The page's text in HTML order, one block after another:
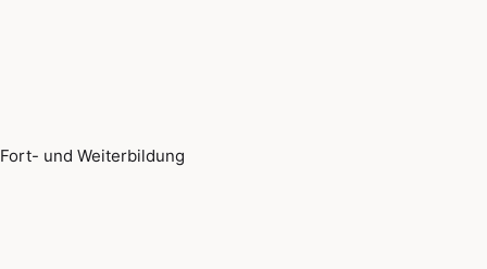
Fort- und Weiterbildung